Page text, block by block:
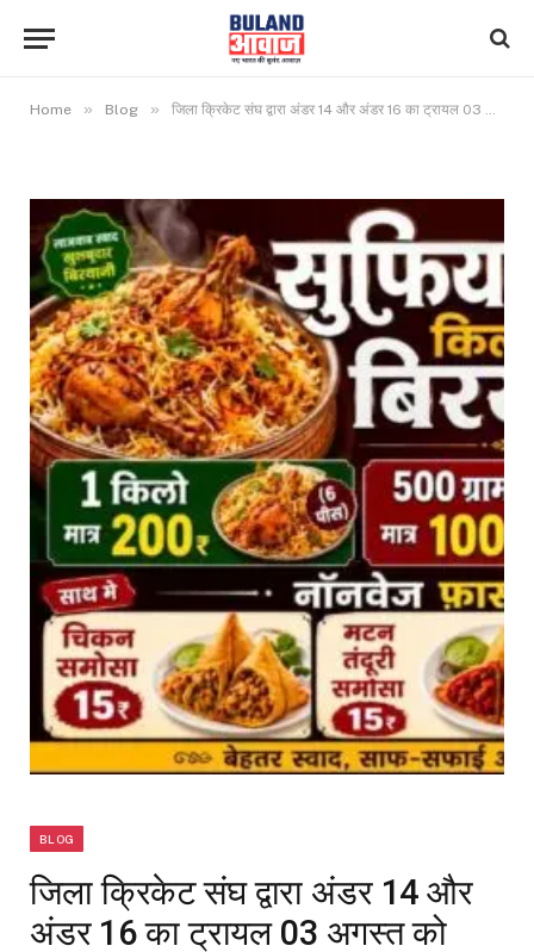
Home » Blog » जिला क्रिकेट संघ द्वारा अंडर 14 और अंडर 16 का ट्रायल 03 अगस्त को
BLOG
जिला क्रिकेट संघ द्वारा अंडर 14 और
अंडर 16 का ट्रायल 03 अगस्त को